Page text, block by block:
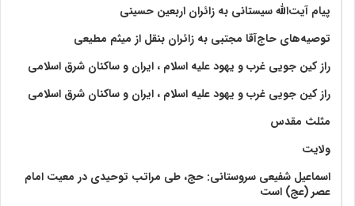
پیام آیت‌الله سیستانی به زائران اربعین حسینی
توصیه‌های حاج‌آقا مجتبی به زائران بنقل از میثم مطیعی
راز کین جویی غرب و یهود علیه اسلام ، ایران و ساکنان شرق اسلامی
راز کین جویی غرب و یهود علیه اسلام ، ایران و ساکنان شرق اسلامی
مثلث مقدس
ولايت‏
اسماعیل شفیعی سروستانی: حج، طی مراتب توحیدی در معیت امام
عصر (عج) است